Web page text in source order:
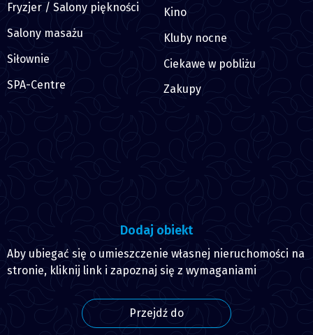
Fryzjer / Salony piękności
Salony masażu
Siłownie
SPA-Centre
Kino
Kluby nocne
Ciekawe w pobliżu
Zakupy
Dodaj obiekt
Aby ubiegać się o umieszczenie własnej nieruchomości na
stronie, kliknij link i zapoznaj się z wymaganiami
Przejdź do